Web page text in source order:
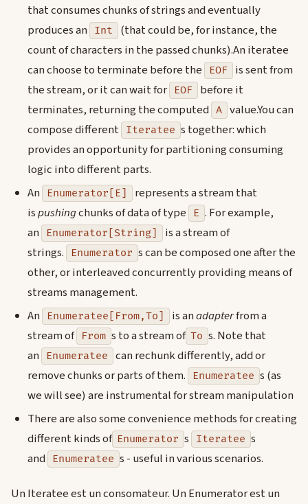
that consumes chunks of strings and eventually
produces an Int
(that could be, for instance, the
count of characters in the passed chunks).An iteratee
can choose to terminate before the
EOF
is sent from
the stream, or it can wait for EOF
before it
terminates, returning the computed A value.You can
compose different Iteratee s together: which
provides an opportunity for partitioning consuming
logic into different parts.
An
Enumerator[E]
represents a stream that
ispushingchunks of data of type E . For example,
an
Enumerator[String]
is a stream of
strings.
Enumerator s can be composed one after the
other, or interleaved concurrently providing means of
streams management.
An
Enumeratee[From,To] is anadapterfrom a
stream of From s to a stream of To s. Note that
an
Enumeratee
can rechunk differently, add or
remove chunks or parts of them.
Enumeratee s (as
we will see) are instrumental for stream manipulation
There are also some convenience methods for creating
different kinds of Enumerator s Iteratee s
and
Enumeratee s - useful in various scenarios.
Un Iteratee est un consomateur. Un Enumerator est un